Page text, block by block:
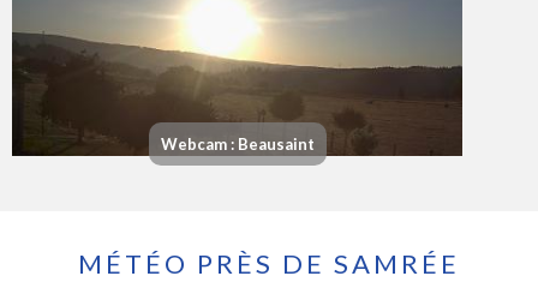
Webcam : Beausaint
MÉTÉO PRÈS DE SAMRÉE